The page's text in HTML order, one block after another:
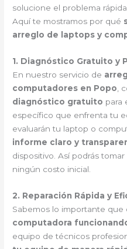
solucione el problema
Aquí te mostramos por qué
arreglo de laptops y
1. Diagnóstico Gratuito y
En nuestro servicio de
computadores en Popo ,
diagnóstico gratuito para
específico que enfrenta tu
evaluarán tu laptop o
informe claro y
dispositivo. Así podrás
ningún costo inicial.
2. Reparación Rápida y
Sabemos lo importante que
computadora
equipo de técnicos